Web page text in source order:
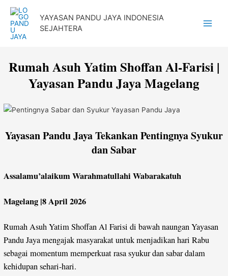
Lewati
konten
YAYASAN PANDU JAYA INDONESIA
SEJAHTERA
Rumah Asuh Yatim Shoffan Al-Farisi |
Yayasan Pandu Jaya Magelang
Yayasan Pandu Jaya Tekankan Pentingnya Syukur
dan Sabar
Assalamu’alaikum Warahmatullahi Wabarakatuh
Magelang |8 April 2026
Rumah Asuh Yatim Shoffan Al Farisi di bawah naungan Yayasan
Pandu Jaya mengajak masyarakat untuk menjadikan hari Rabu
sebagai momentum memperkuat rasa syukur dan sabar dalam
kehidupan sehari-hari.